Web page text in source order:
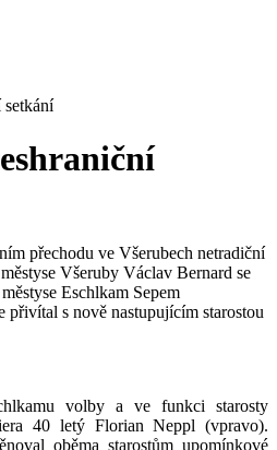
setkání
přechodu ve Všerubech netradiční
Všeruby Václav Bernard se
Eschlkam Sepem
přivítal s nově nastupujícím starostou
volby a ve funkci starosty
40 letý Florian Neppl (vpravo).
oběma starostům upomínkové